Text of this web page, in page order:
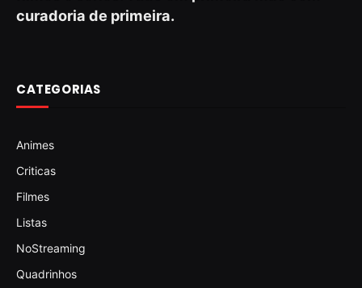
curadoria de primeira.
CATEGORIAS
Animes
Criticas
Filmes
Listas
NoStreaming
Quadrinhos